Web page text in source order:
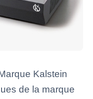
Kalstein
de la marque